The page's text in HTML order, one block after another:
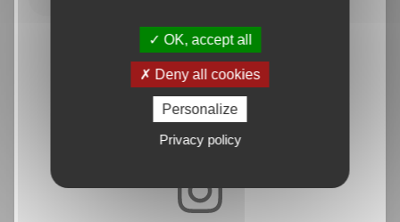
OK, accept all
Deny all cookies
Personalize
Privacy policy